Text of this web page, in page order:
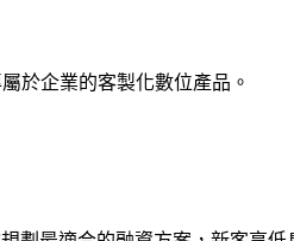
於企業的客製化數位產品。